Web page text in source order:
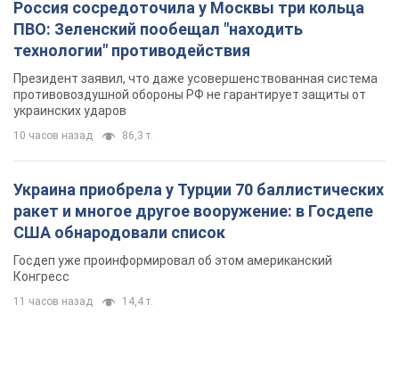
Украина приобрела у Турции 70 баллистических
ракет и многое другое вооружение: в Госдепе
США обнародовали список
Госдеп уже проинформировал об этом американский
Конгресс